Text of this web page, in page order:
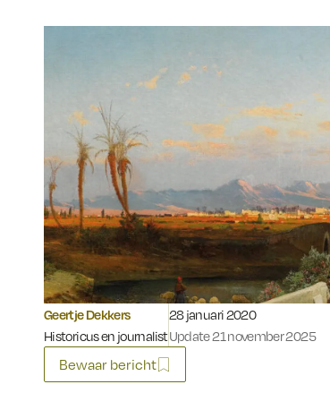
Geertje Dekkers
Historicus en journalist
Gepubliceerd op:
28 januari 2020
Update 21 november 2025
Bewaar bericht